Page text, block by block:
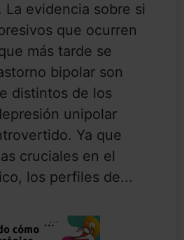
La evidencia sobre si
que ocurren
más tarde se
bipolar son
distintos de los
unipolar
Ya que
cruciales en el
los perfiles de...